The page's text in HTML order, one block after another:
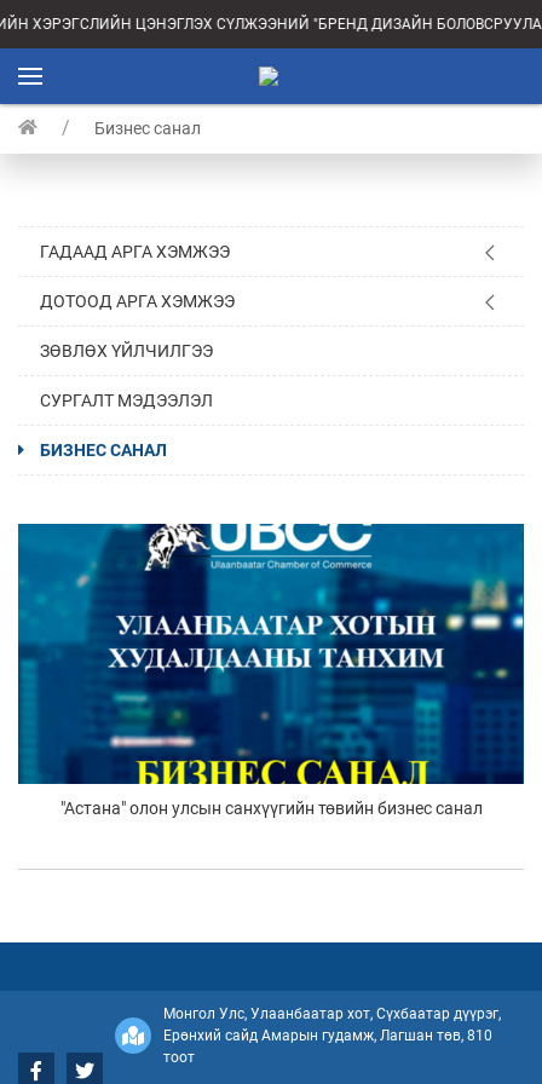
ХЭРЭГСЛИЙН ЦЭНЭГЛЭХ СҮЛЖЭЭНИЙ "БРЕНД ДИЗАЙН
Бизнес санал
ГАДААД АРГА ХЭМЖЭЭ
ДОТООД АРГА ХЭМЖЭЭ
ЗӨВЛӨХ ҮЙЛЧИЛГЭЭ
СУРГАЛТ МЭДЭЭЛЭЛ
БИЗНЕС САНАЛ
"Астана" олон улсын санхүүгийн төвийн бизнес санал
Монгол Улс, Улаанбаатар хот, Сүхбаатар дүүрэг,
Ерөнхий сайд Амарын гудамж, Лагшан төв, 810
тоот